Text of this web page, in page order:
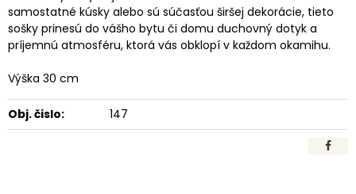
samostatné kúsky alebo sú súčasťou širšej dekorácie, tieto
sošky prinesú do vášho bytu či domu duchovný dotyk a
príjemnú atmosféru, ktorá vás obklopí v každom okamihu.
Výška 30 cm
Obj. čislo: 147